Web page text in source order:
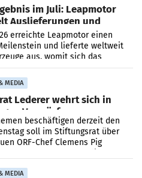
im Juli: Leapmotor
Auslieferungen und
die 100.000er-Marke
erreichte Leapmotor einen
und lieferte weltweit
aus, womit sich das
Juli 2025 mehr als
(+102
MEDIA
Lederer wehrt sich in
Vorwürfe
beschäftigen derzeit den
soll im Stiftungsrat über
ORF-Chef Clemens Pig
MEDIA